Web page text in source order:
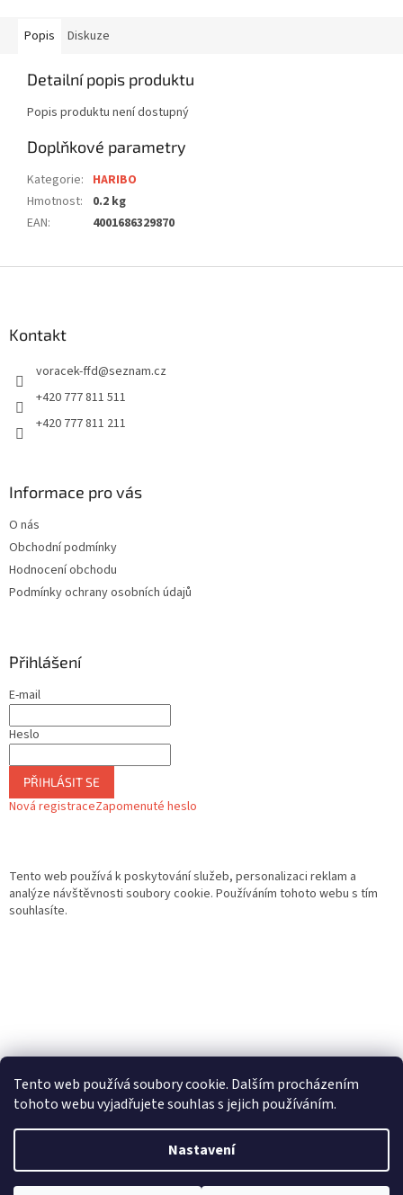
Tento web používá soubory cookie. Dalším procházením
tohoto webu vyjadřujete souhlas s jejich používáním.
Nastavení
Popis Diskuze
Detailní popis produktu
Popis produktu není dostupný
Doplňkové parametry
Kategorie: HARIBO
Hmotnost:
0.2 kg
EAN: 4001686329870
Kontakt
voracek-ffd@seznam.cz
+420 777 811 511
+420 777 811 211
Informace pro vás
O nás
Obchodní podmínky
Hodnocení obchodu
Podmínky ochrany osobních údajů
Přihlášení
E-mail
Heslo
PŘIHLÁSIT SE
Nová registraceZapomenuté heslo
Tento web používá k poskytování služeb, personalizaci reklam a
analýze návštěvnosti soubory cookie. Používáním tohoto webu s tím
souhlasíte.